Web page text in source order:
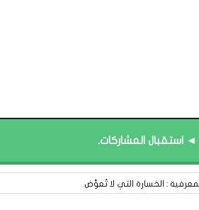
◄ استقبال المشاركات.
: الخسارة التي لا تُعوَّض.